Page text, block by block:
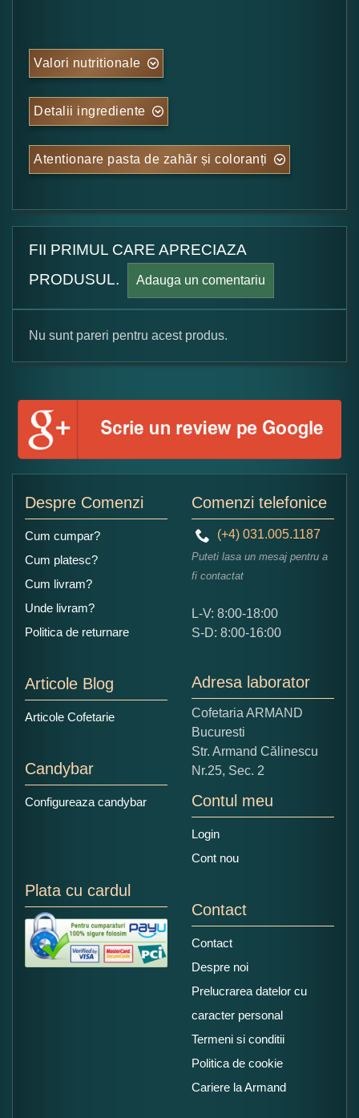
Valori nutritionale
Detalii ingrediente
Atentionare pasta de zahăr și coloranți
FII PRIMUL CARE APRECIAZA
PRODUSUL.
Adauga un comentariu
Formular pareri client
Numele dumneavoastra:
Ce nota acordati acestui produs?
5
Copiati alaturi numarul din imagine:
Nu sunt pareri pentru acest produs.
Despre Comenzi
Cum cumpar?
Cum platesc?
Cum livram?
Unde livram?
Politica de returnare
Articole Blog
Articole Cofetarie
Candybar
Configureaza candybar
Comenzi telefonice
(+4) 031.005.1187
Puteti lasa un mesaj pentru a
fi contactat
L-V: 8:00-18:00
S-D: 8:00-16:00
Adresa laborator
Cofetaria ARMAND
Bucuresti
Str. Armand Călinescu
Nr.25, Sec. 2
Contul meu
Login
Cont nou
Plata cu cardul
Contact
Contact
Despre noi
Prelucrarea datelor cu
caracter personal
Termeni si conditii
Politica de cookie
Cariere la Armand